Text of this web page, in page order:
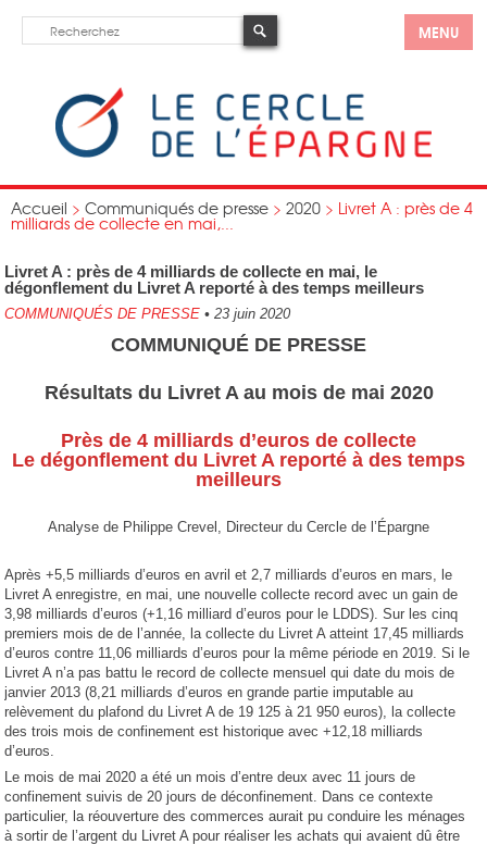
MENU
Accueil > Communiqués de presse > 2020 > Livret A : près de 4
milliards de collecte en mai,...
Livret A : près de 4 milliards de collecte en mai, le
dégonflement du Livret A reporté à des temps meilleurs
COMMUNIQUÉS DE PRESSE • 23 juin 2020
COMMUNIQUÉ DE PRESSE
Résultats du Livret A au mois de mai 2020
Près de 4 milliards d’euros de collecte
Le dégonflement du Livret A reporté à des temps
meilleurs
Analyse de Philippe Crevel, Directeur du Cercle de l’Épargne
Après +5,5 milliards d’euros en avril et 2,7 milliards d’euros en mars, le
Livret A enregistre, en mai, une nouvelle collecte record avec un gain de
3,98 milliards d’euros (+1,16 milliard d’euros pour le LDDS). Sur les cinq
premiers mois de de l’année, la collecte du Livret A atteint 17,45 milliards
d’euros contre 11,06 milliards d’euros pour la même période en 2019. Si le
Livret A n’a pas battu le record de collecte mensuel qui date du mois de
janvier 2013 (8,21 milliards d’euros en grande partie imputable au
relèvement du plafond du Livret A de 19 125 à 21 950 euros), la collecte
des trois mois de confinement est historique avec +12,18 milliards
d’euros.
Le mois de mai 2020 a été un mois d’entre deux avec 11 jours de
confinement suivis de 20 jours de déconfinement. Dans ce contexte
particulier, la réouverture des commerces aurait pu conduire les ménages
à sortir de l’argent du Livret A pour réaliser les achats qui avaient dû être